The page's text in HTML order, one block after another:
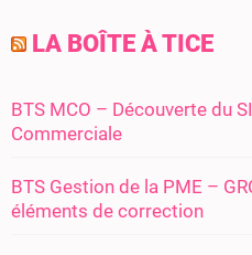
LA BOÎTE À TICE
BTS MCO – Découverte du
Commerciale
BTS Gestion de la PME –
éléments de correction